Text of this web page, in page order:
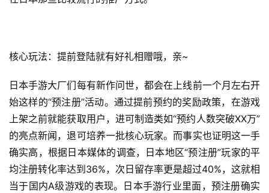
核心玩法：提前登陆就有好礼相赠哦，亲~
日本手游大厂们每有新作问世，都会在上线前一个月左右开
始这样的“预注册”活动。通过提前预约的奖励政策，在游戏
上架之前就能获取用户，进可制造类如“预约人数突破XX万”
的亮点新闻，退可培养一批核心玩家。而事实也证明这一手
确实高，根据日本媒体的调查，日本地区“预注册”玩家的平
均注册转化率达到36%，次日留存率更是超过40%，这就相
当于国内A级游戏的表现。日本手游行业里面，预注册确实